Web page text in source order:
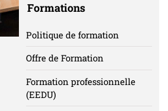
Formations
Politique de formation
Offre de Formation
Formation professionnelle
(EEDU)